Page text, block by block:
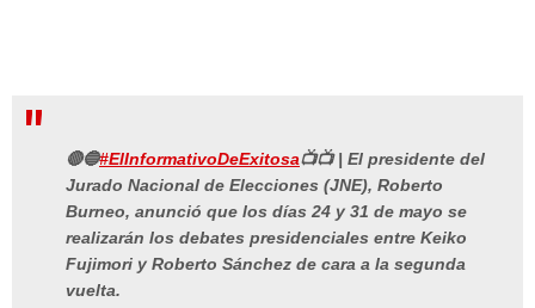
🔴🔵#ElInformativoDeExitosa📺📺 | El presidente del
Jurado Nacional de Elecciones (JNE), Roberto
Burneo, anunció que los días 24 y 31 de mayo se
realizarán los debates presidenciales entre Keiko
Fujimori y Roberto Sánchez de cara a la segunda
vuelta.